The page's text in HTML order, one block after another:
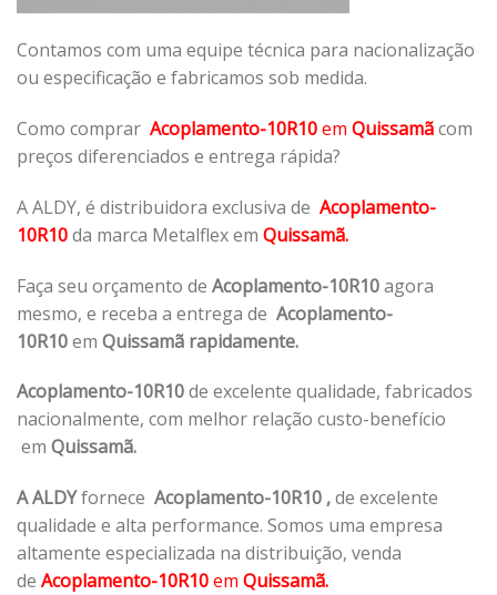
Contamos com uma equipe técnica para nacionalização
ou especificação e fabricamos sob medida.
Como comprar Acoplamento-10R10em Quissamãcom
preços diferenciados e entrega rápida?
A ALDY, é distribuidora exclusiva de Acoplamento-
10R10da marca Metalflex em Quissamã.
Faça seu orçamento de Acoplamento-10R10agora
mesmo, e receba a entrega de Acoplamento-
10R10em Quissamã rapidamente.
Acoplamento-10R10de excelente qualidade, fabricados
nacionalmente, com melhor relação custo-benefício
em Quissamã.
A ALDYfornece Acoplamento-10R10 ,de excelente
qualidade e alta performance. Somos uma empresa
altamente especializada na distribuição, venda
de Acoplamento-10R10em Quissamã.